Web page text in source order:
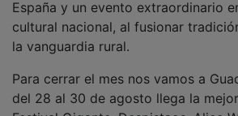
– Festival Internacional de Música
Cuenca–, un festival que cumple
mostrar la belleza de la música,
dan cita año tras año en un entorno
naturaleza y en unos auditorios